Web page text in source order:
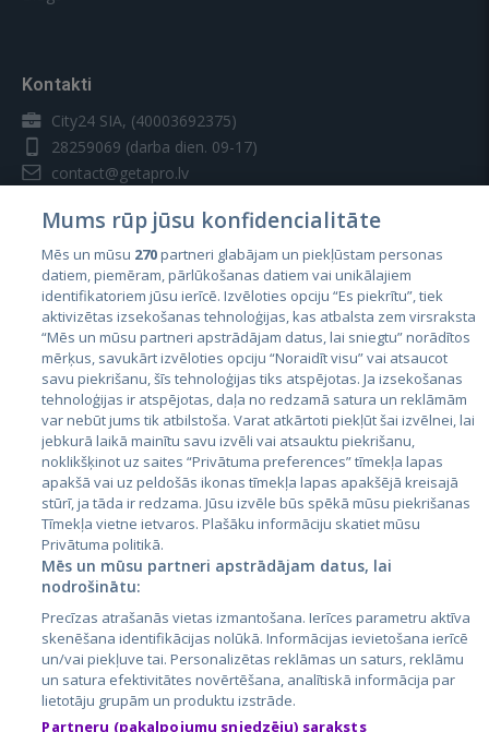
Kontakti
City24 SIA, (40003692375)
28259069 (darba dien. 09-17)
contact@getapro.lv
Valstis
Igaunija
Latvija
Lietuva
City24.lv
City24.ee
GetaPro.lv
GetaPro.ee
Skelbiu.lt
CVbankas.lt
Kainos.lt
Paslaugos.lt
auto24.ee
Mums rūp jūsu konfidencialitāte
Mēs un mūsu 270partneri glabājam un piekļūstam personas
datiem, piemēram, pārlūkošanas datiem vai unikālajiem
identifikatoriem jūsu ierīcē. Izvēloties opciju “Es piekrītu”, tiek
aktivizētas izsekošanas tehnoloģijas, kas atbalsta zem virsraksta
“Mēs un mūsu partneri apstrādājam datus, lai sniegtu” norādītos
mērķus, savukārt izvēloties opciju “Noraidīt visu” vai atsaucot
savu piekrišanu, šīs tehnoloģijas tiks atspējotas. Ja izsekošanas
tehnoloģijas ir atspējotas, daļa no redzamā satura un reklāmām
var nebūt jums tik atbilstoša. Varat atkārtoti piekļūt šai izvēlnei, lai
jebkurā laikā mainītu savu izvēli vai atsauktu piekrišanu,
noklikšķinot uz saites “Privātuma preferences” tīmekļa lapas
apakšā vai uz peldošās ikonas tīmekļa lapas apakšējā kreisajā
stūrī, ja tāda ir redzama. Jūsu izvēle būs spēkā mūsu piekrišanas
Tīmekļa vietne ietvaros. Plašāku informāciju skatiet mūsu
Privātuma politikā.
Mēs un mūsu partneri apstrādājam datus, lai
nodrošinātu:
Precīzas atrašanās vietas izmantošana. Ierīces parametru aktīva
skenēšana identifikācijas nolūkā. Informācijas ievietošana ierīcē
un/vai piekļuve tai. Personalizētas reklāmas un saturs, reklāmu
un satura efektivitātes novērtēšana, analītiskā informācija par
lietotāju grupām un produktu izstrāde.
Partneru (pakalpojumu sniedzēju) saraksts